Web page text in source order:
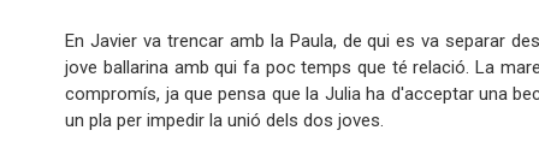
En Javier va trencar amb la Paula, de qui es va separar
jove ballarina amb qui fa poc temps que té relació. La
compromís, ja que pensa que la Julia ha d'acceptar una
un pla per impedir la unió dels dos joves.